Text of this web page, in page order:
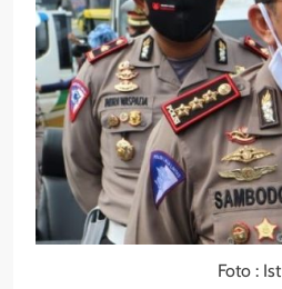
Foto : Ist